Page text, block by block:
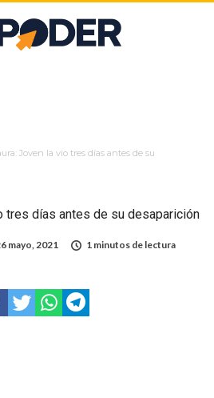
Joven la vio tres días antes de su
tres días antes de su desaparición
mayo, 2021
1 minutos de lectura